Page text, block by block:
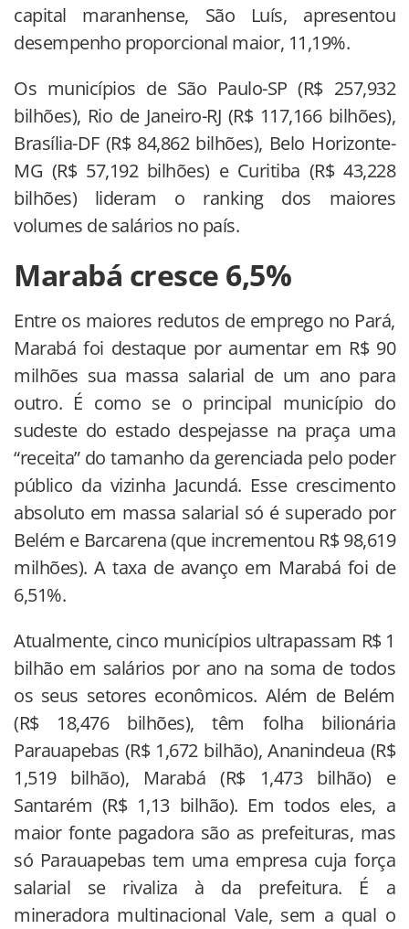
capital maranhense, São Luís, apresentou
desempenho proporcional maior, 11,19%.
Os municípios de São Paulo-SP (R$ 257,932
bilhões), Rio de Janeiro-RJ (R$ 117,166 bilhões),
Brasília-DF (R$ 84,862 bilhões), Belo Horizonte-
MG (R$ 57,192 bilhões) e Curitiba (R$ 43,228
bilhões) lideram o ranking dos maiores
volumes de salários no país.
Marabá cresce 6,5%
Entre os maiores redutos de emprego no Pará,
Marabá foi destaque por aumentar em R$ 90
milhões sua massa salarial de um ano para
outro. É como se o principal município do
sudeste do estado despejasse na praça uma
“receita” do tamanho da gerenciada pelo poder
público da vizinha Jacundá. Esse crescimento
absoluto em massa salarial só é superado por
Belém e Barcarena (que incrementou R$ 98,619
milhões). A taxa de avanço em Marabá foi de
6,51%.
Atualmente, cinco municípios ultrapassam R$ 1
bilhão em salários por ano na soma de todos
os seus setores econômicos. Além de Belém
(R$ 18,476 bilhões), têm folha bilionária
Parauapebas (R$ 1,672 bilhão), Ananindeua (R$
1,519 bilhão), Marabá (R$ 1,473 bilhão) e
Santarém (R$ 1,13 bilhão). Em todos eles, a
maior fonte pagadora são as prefeituras, mas
só Parauapebas tem uma empresa cuja força
salarial se rivaliza à da prefeitura. É a
mineradora multinacional Vale, sem a qual o